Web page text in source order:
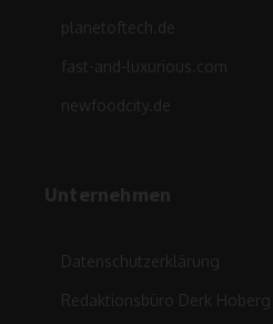
planetoftech.de
fast-and-luxurious.com
newfoodcity.de
Unternehmen
Datenschutzerklärung
Redaktionsbüro Derk Hoberg